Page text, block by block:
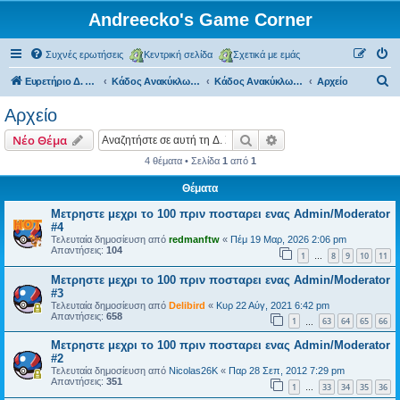
Andreecko's Game Corner
Συχνές ερωτήσεις Κεντρική σελίδα Σχετικά με εμάς
Ευρετήριο Δ. Συζήτησης Κάδος Ανακύκλωσης Κάδος Ανακύκλωσης Αρχείο
η
Αρχείο
Νέο Θέμα Αναζήτηση
4 θέματα • Σελίδα 1 από 1
Θέματα
Μετρηστε μεχρι το 100 πριν ποσταρει ενας Admin/Moderator
#4
Τελευταία δημοσίευση από redmanftw « Πέμ 19 Μαρ, 2026 2:06 pm
Απαντήσεις: 104 1 … 8 9 10 11
Μετρηστε μεχρι το 100 πριν ποσταρει ενας Admin/Moderator
#3
Τελευταία δημοσίευση από Delibird « Κυρ 22 Αύγ, 2021 6:42 pm
Απαντήσεις: 658 1 63 64 65 66
Μετρηστε μεχρι το 100 πριν ποσταρει ενας Admin/Moderator
#2
Τελευταία δημοσίευση από Nicolas26K « Παρ 28 Σεπ, 2012 7:29 pm
Απαντήσεις: 351 1 … 33 34 35 36